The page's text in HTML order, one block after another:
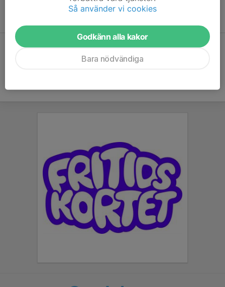
Inga aktiviteter inbokade
Hela kalendern
Så använder vi cookies
Godkänn alla kakor
Bara nödvändiga